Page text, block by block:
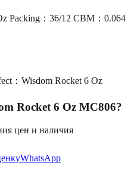
Packing：36/12 CBM：
：Wisdom Rocket 6 Oz
Rocket 6 Oz MC806?
цен и наличия
WhatsApp